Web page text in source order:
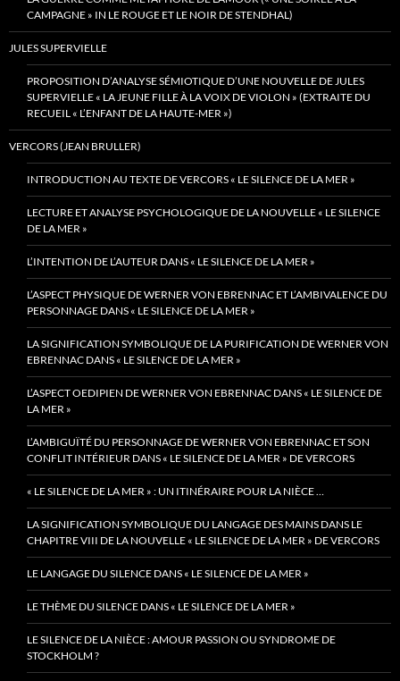
CAMPAGNE » IN LE ROUGE ET LE NOIR DE STENDHAL)
JULES SUPERVIELLE
PROPOSITION D’ANALYSE SÉMIOTIQUE D’UNE NOUVELLE DE JULES
SUPERVIELLE « LA JEUNE FILLE À LA VOIX DE VIOLON » (EXTRAITE DU
RECUEIL « L’ENFANT DE LA HAUTE-MER »)
VERCORS (JEAN BRULLER)
INTRODUCTION AU TEXTE DE VERCORS « LE SILENCE DE LA MER »
LECTURE ET ANALYSE PSYCHOLOGIQUE DE LA NOUVELLE « LE SILENCE
DE LA MER »
L’INTENTION DE L’AUTEUR DANS « LE SILENCE DE LA MER »
L’ASPECT PHYSIQUE DE WERNER VON EBRENNAC ET L’AMBIVALENCE DU
PERSONNAGE DANS « LE SILENCE DE LA MER »
LA SIGNIFICATION SYMBOLIQUE DE LA PURIFICATION DE WERNER VON
EBRENNAC DANS « LE SILENCE DE LA MER »
L’ASPECT OEDIPIEN DE WERNER VON EBRENNAC DANS « LE SILENCE DE
LA MER »
L’AMBIGUÏTÉ DU PERSONNAGE DE WERNER VON EBRENNAC ET SON
CONFLIT INTÉRIEUR DANS « LE SILENCE DE LA MER » DE VERCORS
« LE SILENCE DE LA MER » : UN ITINÉRAIRE POUR LA NIÈCE …
LA SIGNIFICATION SYMBOLIQUE DU LANGAGE DES MAINS DANS LE
CHAPITRE VIII DE LA NOUVELLE « LE SILENCE DE LA MER » DE VERCORS
LE LANGAGE DU SILENCE DANS « LE SILENCE DE LA MER »
LE THÈME DU SILENCE DANS « LE SILENCE DE LA MER »
LE SILENCE DE LA NIÈCE : AMOUR PASSION OU SYNDROME DE
STOCKHOLM ?